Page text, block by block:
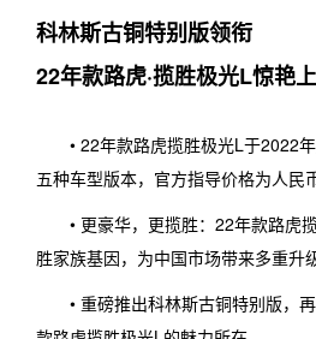
捷豹XFL
捷豹E-PACE
企业概况
企业发展
关于奇瑞
探索智能制
探索全铝科
企业开放日
媒体中心
新闻资讯
科林斯古铜特别版领衔
22年款路虎·揽胜极光L惊艳
• 22年款路虎揽胜极光L于2022
五种车型版本，官方指导价格为人民
• 更豪华，更揽胜：22年款路虎
胜家族基因，为中国市场带来多重升
• 重磅推出科林斯古铜特别版，